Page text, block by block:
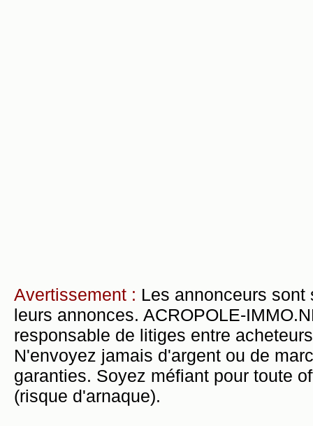
Avertissement : Les annonceurs
leurs annonces. ACROPOLE-
responsable de litiges entre
N'envoyez jamais d'argent ou de
garanties. Soyez méfiant pour toute
(risque d'arnaque).